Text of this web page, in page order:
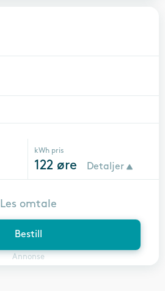
kWh pris
122 øre Detaljer
Bestill
Annonse
Les omtale